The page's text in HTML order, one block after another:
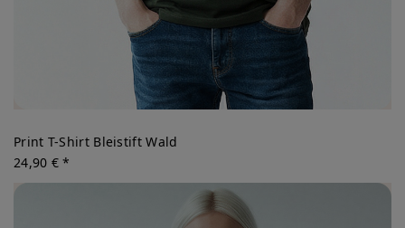
Print T-Shirt Bleistift Wald
24,90 € *